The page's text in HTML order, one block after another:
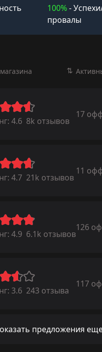
100%-
провалы
4.6 8k отзывов
17
4.7 21k отзывов
11
4.9 6.1k отзывов
126
3.6 243 отзыва
117
предложения